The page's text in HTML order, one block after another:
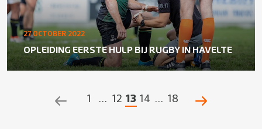
27 OCTOBER 2022
OPLEIDING EERSTE HULP BIJ RUGBY IN HAVELTE
POSTS1 … 12 13 14 … 18